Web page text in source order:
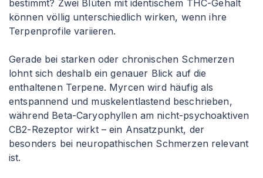
bestimmt? Zwei Blüten mit identischem THC-Gehalt
können völlig unterschiedlich wirken, wenn ihre
Terpenprofile variieren.
Gerade bei starken oder chronischen Schmerzen
lohnt sich deshalb ein genauer Blick auf die
enthaltenen Terpene. Myrcen wird häufig als
entspannend und muskelentlastend beschrieben,
während Beta-Caryophyllen am nicht-psychoaktiven
CB2-Rezeptor wirkt – ein Ansatzpunkt, der
besonders bei neuropathischen Schmerzen relevant
ist.